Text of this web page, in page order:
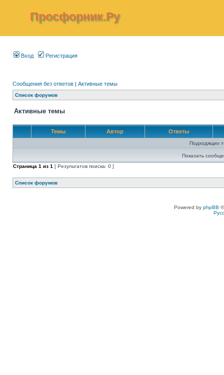
Просфорник.Ру
Вход Регистрация
Сообщения без ответов | Активные темы
Список форумов
Активные темы
Темы Автор Ответы
Подходящих
Показать
Страница 1 из 1 [ Результатов поиска: 0 ]
Список форумов
Powered by phpBB